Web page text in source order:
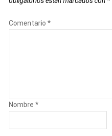
Comentario *
Nombre *